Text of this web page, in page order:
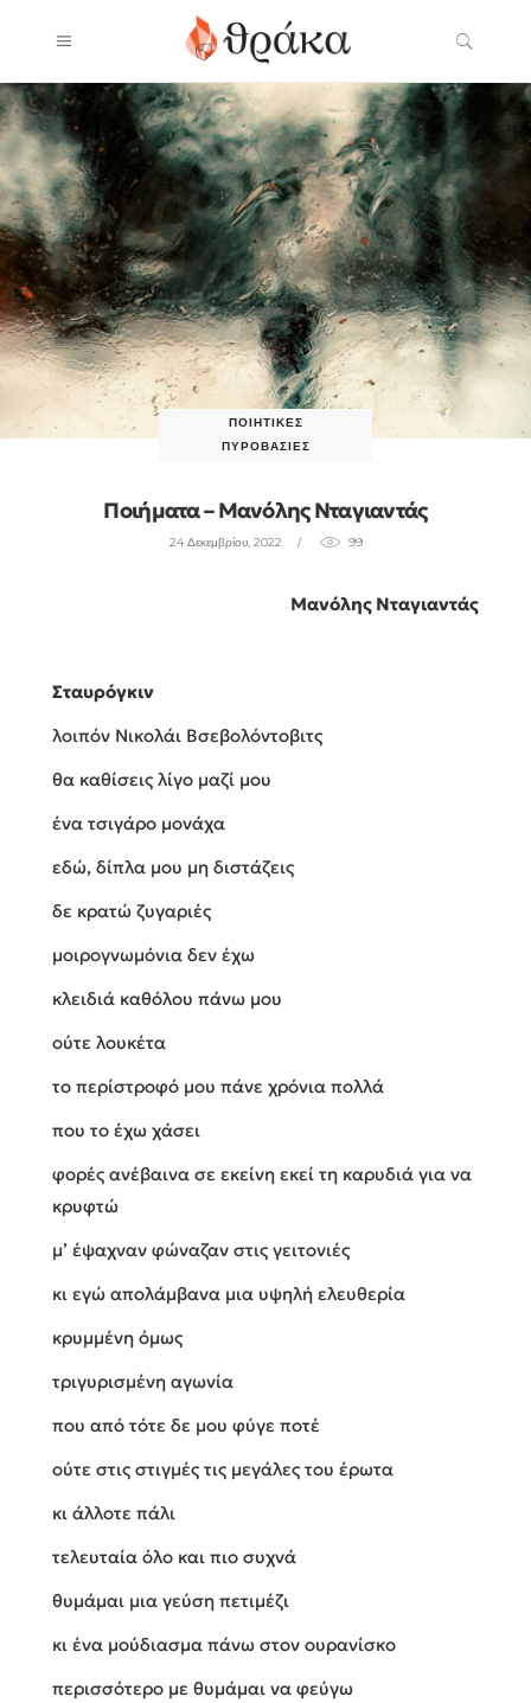
ΠΟΙΗΤΙΚΈΣ
ΠΥΡΟΒΑΣΊΕΣ
Ποιήματα – Μανόλης Νταγιαντάς
24 Δεκεμβρίου, 2022 99
Μανόλης Νταγιαντάς
Σταυρόγκιν
λοιπόν Νικολάι Βσεβολόντοβιτς
θα καθίσεις λίγο μαζί μου
ένα τσιγάρο μονάχα
εδώ, δίπλα μου μη διστάζεις
δε κρατώ ζυγαριές
μοιρογνωμόνια δεν έχω
κλειδιά καθόλου πάνω μου
ούτε λουκέτα
το περίστροφό μου πάνε χρόνια πολλά
που το έχω χάσει
φορές ανέβαινα σε εκείνη εκεί τη καρυδιά για να
κρυφτώ
μ’ έψαχναν φώναζαν στις γειτονιές
κι εγώ απολάμβανα μια υψηλή ελευθερία
κρυμμένη όμως
τριγυρισμένη αγωνία
που από τότε δε μου φύγε ποτέ
ούτε στις στιγμές τις μεγάλες του έρωτα
κι άλλοτε πάλι
τελευταία όλο και πιο συχνά
θυμάμαι μια γεύση πετιμέζι
κι ένα μούδιασμα πάνω στον ουρανίσκο
περισσότερο με θυμάμαι να φεύγω